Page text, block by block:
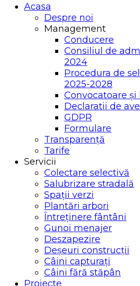
Acasa
Despre noi
Management
Conducere
Consiliul de
2024
Procedura de
2025-2028
Convocatoare și
Declaratii de
GDPR
Formulare
Transparență
Tarife
Servicii
Colectare selectivă
Salubrizare stradală
Spații verzi
Plantări arbori
Întreținere fântâni
Gunoi menajer
Deszapezire
Deșeuri construcții
Câini capturați
Câini fără stăpân
Proiecte